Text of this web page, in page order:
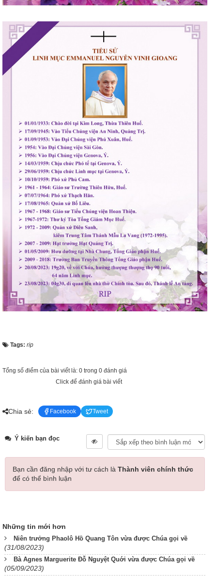
Tags: rip
Tổng số điểm của bài viết là: 0 trong 0 đánh giá
Click để đánh giá bài viết
Chia sẻ: Facebook Tweet
Ý kiến bạn đọc
Bạn cần đăng nhập với tư cách là Thành viên chính thức
để có thể bình luận
Những tin mới hơn
Niên trưởng Phaolô Hồ Quang Tôn vừa được Chúa gọi về
(31/08/2023)
Bà Agnes Marguerite Đỗ Nguyệt Quới vừa được Chúa gọi về
(05/09/2023)